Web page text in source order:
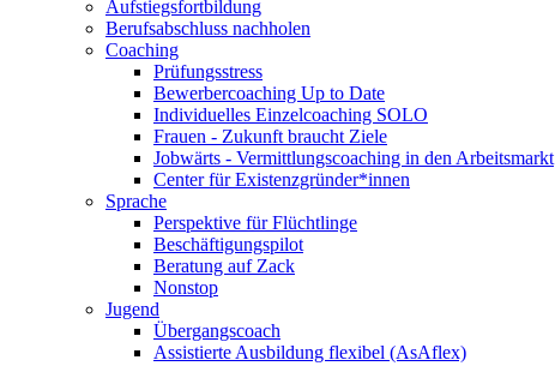
Aufstiegsfortbildung
Berufsabschluss nachholen
Coaching
Prüfungsstress
Bewerbercoaching Up to Date
Individuelles Einzelcoaching SOLO
Frauen - Zukunft braucht Ziele
Jobwärts - Vermittlungscoaching in den Arbeitsmarkt
Center für Existenzgründer*innen
Sprache
Perspektive für Flüchtlinge
Beschäftigungspilot
Beratung auf Zack
Nonstop
Jugend
Übergangscoach
Assistierte Ausbildung flexibel (AsAflex)